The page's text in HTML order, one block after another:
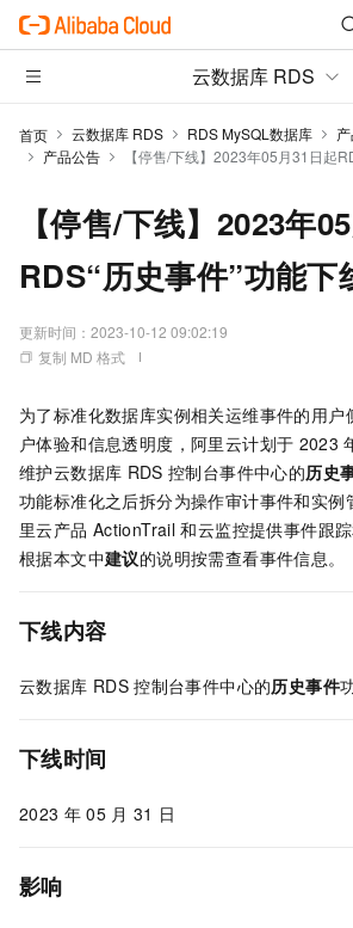
云数据库 RDS
首页 云数据库 RDS RDS MySQL数据库
产品公告
【停售/下线】2023年05月31日起
【停售/下线】2023年
RDS“历史事件”功能下
更新时间： 2023-10-12 09:02:19
复制 MD 格式
为了标准化数据库实例相关运维事件的用户
户体验和信息透明度，阿里云计划于 2023
维护云数据库 RDS 控制台事件中心的历史
功能标准化之后拆分为操作审计事件和实例
里云产品 ActionTrail 和云监控提供事件跟
根据本文中建议的说明按需查看事件信息。
下线内容
云数据库 RDS 控制台事件中心的历史事件
下线时间
2023 年 05 月 31 日
影响